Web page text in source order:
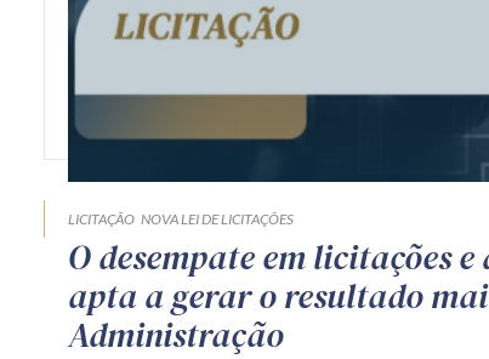
LICITAÇÃO NOVA LEI DE LICITAÇÕES
O desempate em licitações
apta a gerar o resultado
Administração